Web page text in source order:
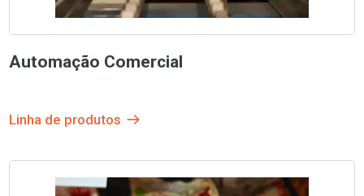
Automação Comercial
Linha de produtos